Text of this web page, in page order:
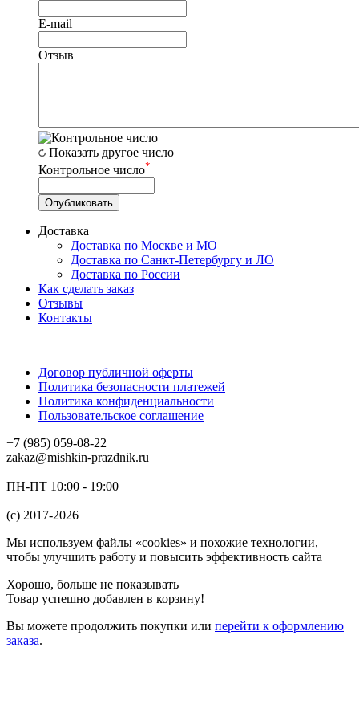
E-mail
Отзыв
Показать другое число
Контрольное число*
Доставка
Доставка по Москве и МО
Доставка по Санкт-Петербургу и ЛО
Доставка по России
Как сделать заказ
Отзывы
Контакты
Договор публичной оферты
Политика безопасности платежей
Политика конфиденциальности
Пользовательское соглашение
+7 (985) 059-08-22
zakaz@mishkin-prazdnik.ru
ПН-ПТ 10:00 - 19:00
(c) 2017-2026
Мы используем файлы «cookies» и похожие технологии,
чтобы улучшить работу и повысить эффективность сайта
Хорошо, больше не показывать
Товар успешно добавлен в корзину!
Вы можете продолжить покупки или перейти к оформлению
заказа.